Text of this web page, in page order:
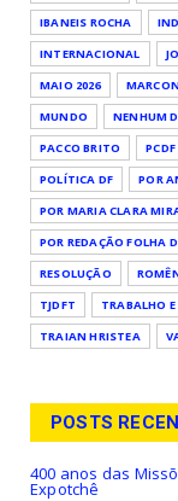
IBANEIS ROCHA
INTERNACIONAL
MAIO 2026
MUNDO
NENHUM
PACCO BRITO
PCDF
POLÍTICA DF
POR
POR MARIA CLARA
POR REDAÇÃO FOLHA
RESOLUÇÃO
TJDFT
TRABALHO
TRAIAN HRISTEA
POSTS
400 anos das
Expotchê